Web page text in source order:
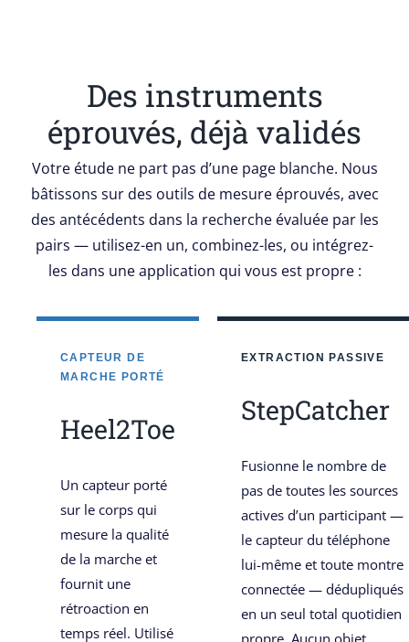
Des instruments
éprouvés, déjà validés
Votre étude ne part pas d’une page blanche. Nous
bâtissons sur des outils de mesure éprouvés, avec
des antécédents dans la recherche évaluée par les
pairs — utilisez-en un, combinez-les, ou intégrez-
les dans une application qui vous est propre :
CAPTEUR DE
MARCHE PORTÉ
Heel2Toe
Un capteur porté
sur le corps qui
mesure la qualité
de la marche et
fournit une
rétroaction en
temps réel. Utilisé
EXTRACTION PASSIVE
StepCatcher
Fusionne le nombre de
pas de toutes les sources
actives d’un participant —
le capteur du téléphone
lui-même et toute montre
connectée — dédupliqués
en un seul total quotidien